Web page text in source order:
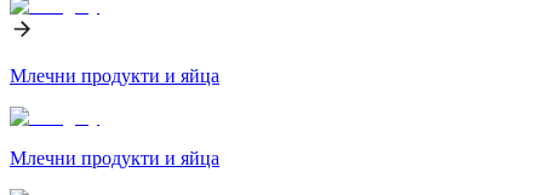
Млечни продукти и яйца
Млечни продукти и яйца